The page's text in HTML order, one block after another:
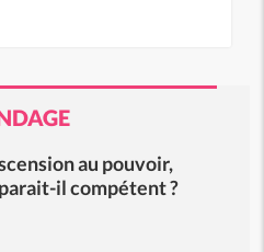
au pouvoir,
il compétent ?